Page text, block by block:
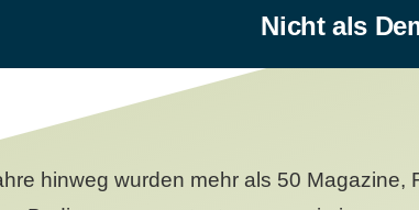
Nicht als
hinweg wurden mehr als 50